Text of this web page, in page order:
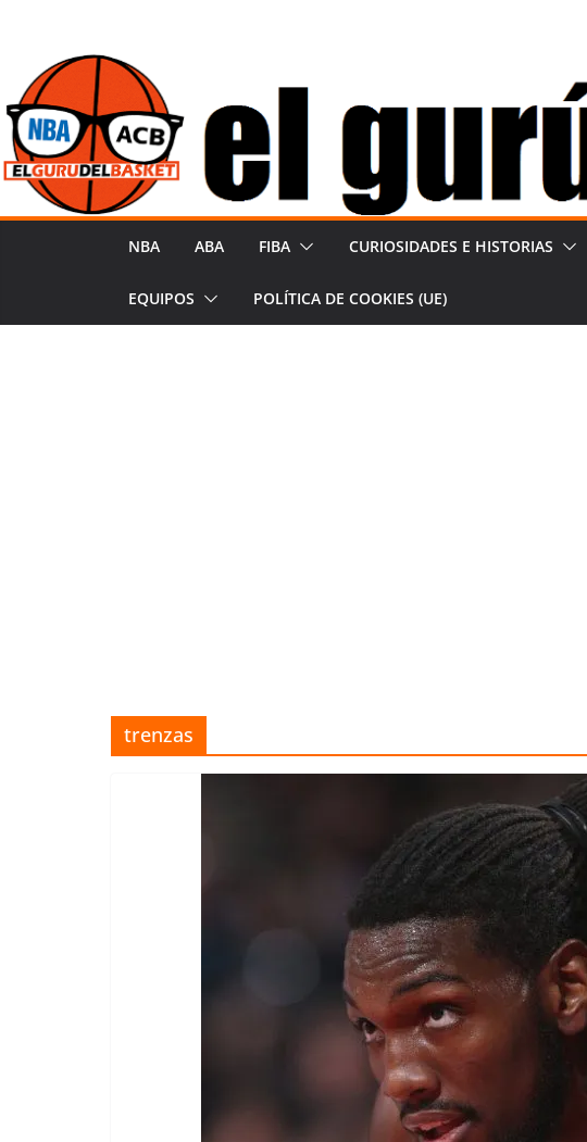
contenido
NBA ABA FIBA CURIOSIDADES E HISTORIAS
EQUIPOS POLÍTICA DE COOKIES (UE)
trenzas